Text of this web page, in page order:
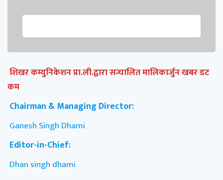
शिखर कम्युनिकेशन प्रा.ली.द्वारा सन्चालित मालिकार्जुन खबर डट
कम
Chairman & Managing Director:
Ganesh Singh Dhami
Editor-in-Chief:
Dhan singh dhami